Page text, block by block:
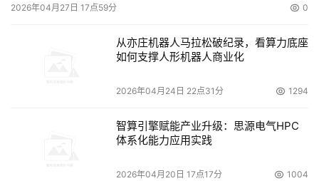
2026年04月27日 17点59分 0
从亦庄机器人马拉松破纪录，看算力底座
如何支撑人形机器人商业化
2026年04月24日 22点31分 1294
智算引擎赋能产业升级：思源电气HPC
体系化能力应用实践
2026年04月20日 17点17分 1004